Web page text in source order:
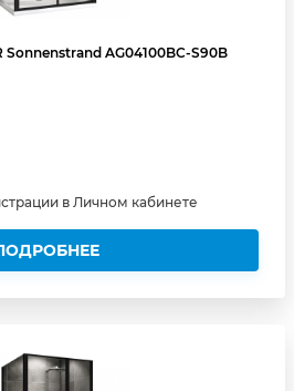
AG04100BC-S90B
в Личном кабинете